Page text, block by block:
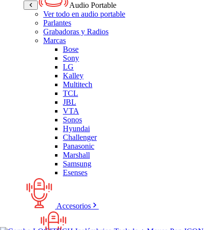
Audio Portable
Ver todo en audio portable
Parlantes
Grabadoras y Radios
Marcas
Bose
Sony
LG
Kalley
Multitech
TCL
JBL
VTA
Sonos
Hyundai
Challenger
Panasonic
Marshall
Samsung
Esenses
Accesorios